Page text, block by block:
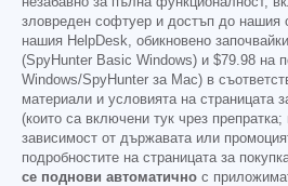
зловреден софтуер и достъп до нашия
нашия HelpDesk, обикновено
(SpyHunter Basic Windows) и $79.98 на
Windows/SpyHunter за Mac) в
материали и условията на страницата
(които са включени тук чрез
зависимост от държавата или
подробностите на страницата за
се поднови автоматично с